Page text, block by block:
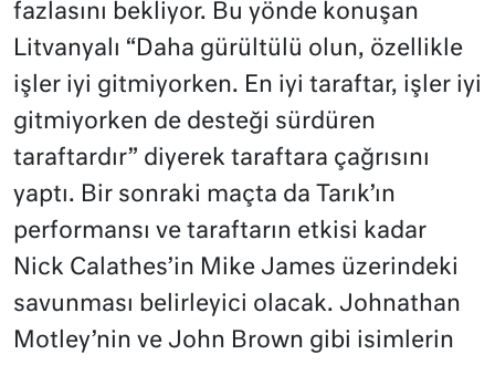
fazlasını bekliyor. Bu yönde konuşan
Litvanyalı “Daha gürültülü olun, özellikle
işler iyi gitmiyorken. En iyi taraftar, işler iyi
gitmiyorken de desteği sürdüren
taraftardır” diyerek taraftara çağrısını
yaptı. Bir sonraki maçta da Tarık’ın
performansı ve taraftarın etkisi kadar
Nick Calathes’in Mike James üzerindeki
savunması belirleyici olacak. Johnathan
Motley’nin ve John Brown gibi isimlerin